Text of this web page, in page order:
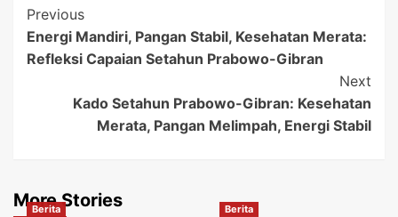
Post
Navigation
Previous
Energi Mandiri, Pangan Stabil, Kesehatan Merata:
Refleksi Capaian Setahun Prabowo-Gibran
Next
Kado Setahun Prabowo-Gibran: Kesehatan
Merata, Pangan Melimpah, Energi Stabil
More Stories
Berita Berita